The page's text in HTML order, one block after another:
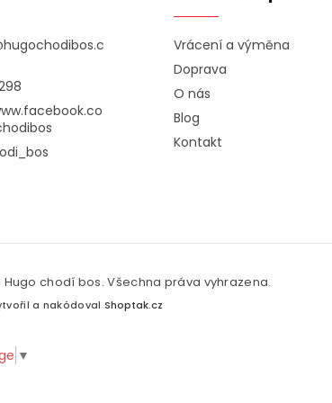
hugochodibos.c
Vrácení a výměna
Doprava
O nás
Blog
Kontakt
Hugo chodí bos. Všechna práva vyhrazena.
a nakódoval Shoptak.cz
▼